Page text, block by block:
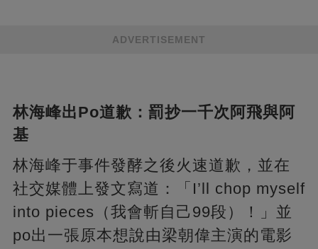
ADVERTISEMENT
林海峰出Po道歉：罰抄一千次阿飛與阿
基
林海峰于事件發酵之後火速道歉，並在
社交媒體上發文寫道：「I’ll chop myself
into pieces（我會斬自己99段）！」並
po出一張原本想說由梁朝偉主演的電影